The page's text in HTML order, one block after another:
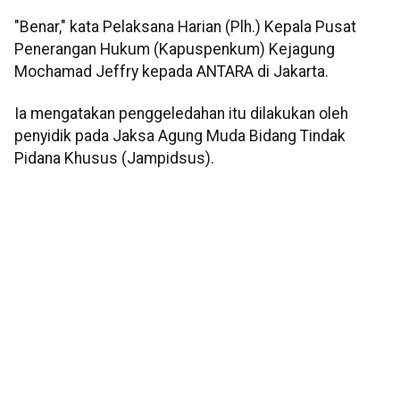
"Benar," kata Pelaksana Harian (Plh.) Kepala Pusat
Penerangan Hukum (Kapuspenkum) Kejagung
Mochamad Jeffry kepada ANTARA di Jakarta.
Ia mengatakan penggeledahan itu dilakukan oleh
penyidik pada Jaksa Agung Muda Bidang Tindak
Pidana Khusus (Jampidsus).